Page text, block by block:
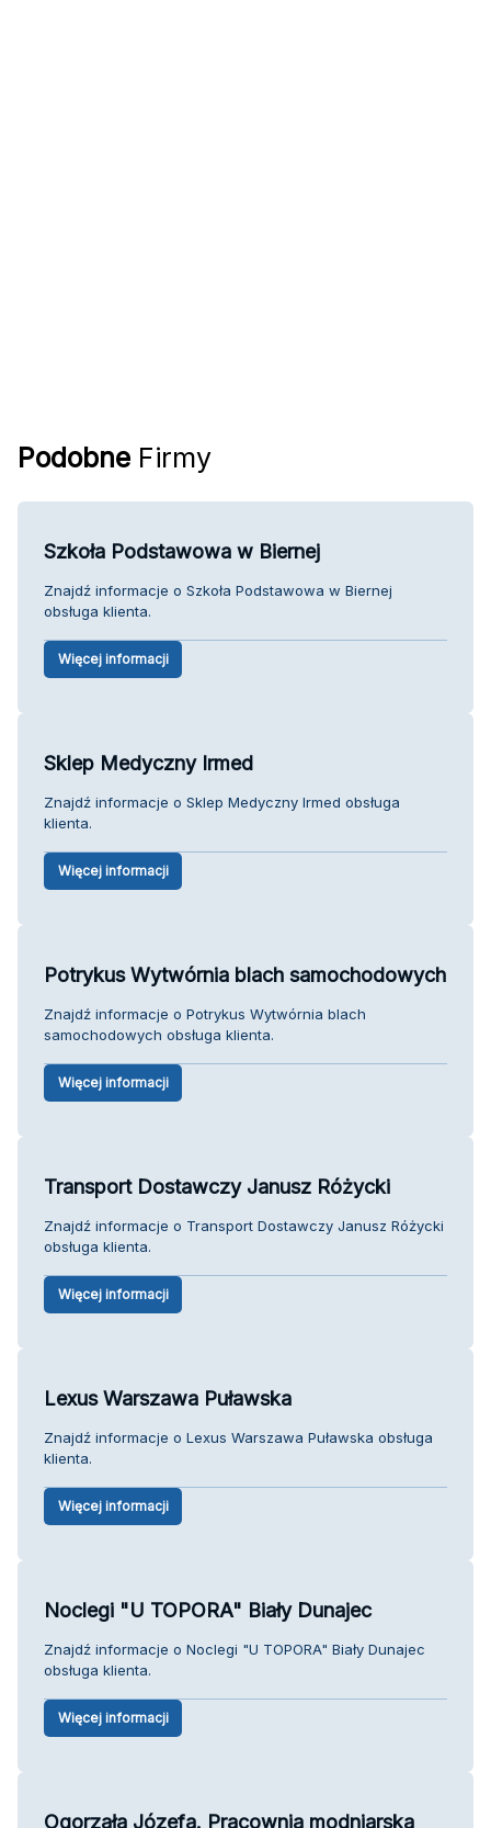
Podobne Firmy
Szkoła Podstawowa w Biernej
Znajdź informacje o Szkoła Podstawowa w Biernej
obsługa klienta.
Więcej informacji
Sklep Medyczny Irmed
Znajdź informacje o Sklep Medyczny Irmed obsługa
klienta.
Więcej informacji
Potrykus Wytwórnia blach samochodowych
Znajdź informacje o Potrykus Wytwórnia blach
samochodowych obsługa klienta.
Więcej informacji
Transport Dostawczy Janusz Różycki
Znajdź informacje o Transport Dostawczy Janusz Różycki
obsługa klienta.
Więcej informacji
Lexus Warszawa Puławska
Znajdź informacje o Lexus Warszawa Puławska obsługa
klienta.
Więcej informacji
Noclegi "U TOPORA" Biały Dunajec
Znajdź informacje o Noclegi "U TOPORA" Biały Dunajec
obsługa klienta.
Więcej informacji
Ogorzała Józefa. Pracownia modniarska